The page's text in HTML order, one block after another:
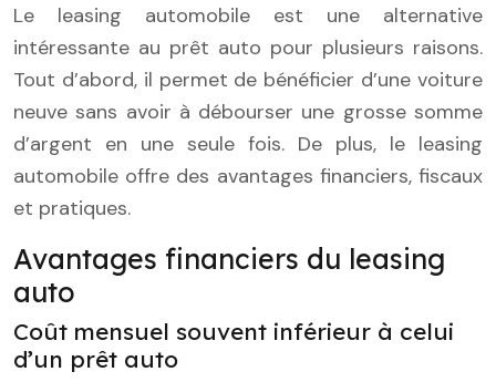
Le leasing automobile est une alternative
intéressante au prêt auto pour plusieurs raisons.
Tout d’abord, il permet de bénéficier d’une voiture
neuve sans avoir à débourser une grosse somme
d’argent en une seule fois. De plus, le leasing
automobile offre des avantages financiers, fiscaux
et pratiques.
Avantages financiers du leasing
auto
Coût mensuel souvent inférieur à celui
d’un prêt auto